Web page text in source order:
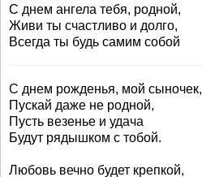
С днем ангела тебя, родной,
Живи ты счастливо и долго,
Всегда ты будь самим собой
С днем рожденья, мой сыночек,
Пускай даже не родной,
Пусть везенье и удача
Будут рядышком с тобой.
Любовь вечно будет крепкой,